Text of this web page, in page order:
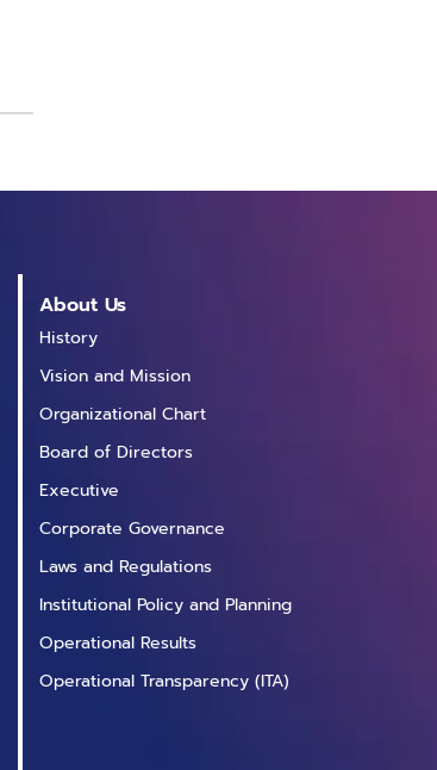
About Us
History
Vision and Mission
Organizational Chart
Board of Directors
Executive
Corporate Governance
Laws and Regulations
Institutional Policy and Planning
Operational Results
Operational Transparency (ITA)